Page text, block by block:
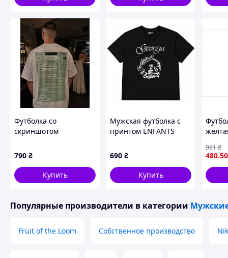
Чтобы более точно подобрать размер, пишите
PROM ваш вес и рост ⚡
Больше товаров и принтов этого бренда можете
менеджера ✅
Похожие товары по характеристикам
стаф світлосіра базова
Футболка со
скриншотом
Оригинальный
подарок с шуткой
790 ₴
Купить
Мужская футболка с
принтом ENFANTS
GEORGIA, Черный, XS
690 ₴
Купить
для
ТМ
480.50
961₴
Популярные производители в категории
Fruit of the Loom Собственное производство